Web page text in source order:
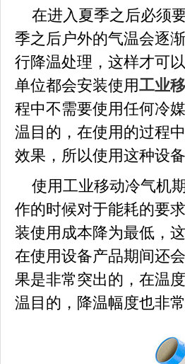
在进入夏季之后必须
季之后户外的气温会逐
行降温处理，这样才可
单位都会安装使用工业
程中不需要使用任何冷
温目的，在使用的过程
效果，所以使用这种设
使用工业移动冷气机
作的时候对于能耗的要
装使用成本降为最低，
在使用设备产品期间还
果是非常突出的，在温
温目的，降温幅度也非常